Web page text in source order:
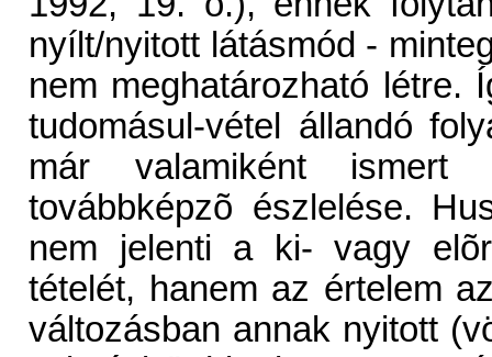
nyílt/nyitott látásmód -
nem meghatározható létre.
tudomásul-vétel állandó
már valamiként ismert
továbbképzõ észlelése.
nem jelenti a ki- vagy
tételét, hanem az értelem
változásban annak nyitott